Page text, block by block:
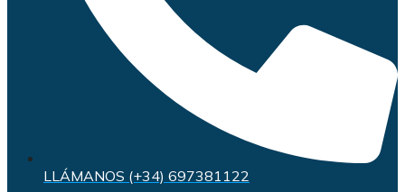
LLÁMANOS (+34) 697381122